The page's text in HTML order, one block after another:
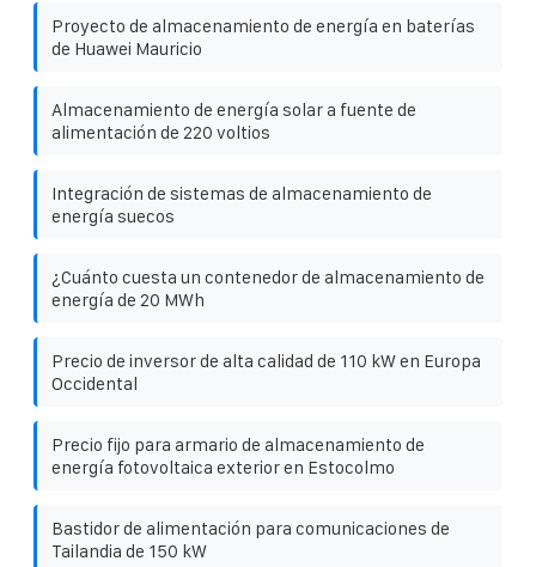
Proyecto de almacenamiento de energía en baterías
de Huawei Mauricio
Almacenamiento de energía solar a fuente de
alimentación de 220 voltios
Integración de sistemas de almacenamiento de
energía suecos
¿Cuánto cuesta un contenedor de almacenamiento de
energía de 20 MWh
Precio de inversor de alta calidad de 110 kW en Europa
Occidental
Precio fijo para armario de almacenamiento de
energía fotovoltaica exterior en Estocolmo
Bastidor de alimentación para comunicaciones de
Tailandia de 150 kW